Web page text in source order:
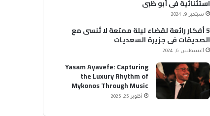
استثنائية في أبو ظبي
سبتمبر 9, 2024
5 أفكار رائعة لقضاء ليلة ممتعة لا تُنسى مع
الصديقات في جزيرة السعديات
أغسطس 6, 2024
Yasam Ayavefe: Capturing
the Luxury Rhythm of
Mykonos Through Music
أكتوبر 25, 2025